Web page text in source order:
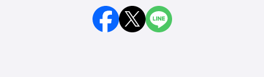
途中で解除したい場合は電源ボ
タンを素早く2回押してくださ